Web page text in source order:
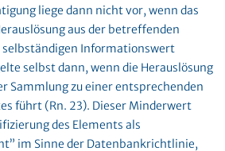
liege dann nicht vor, wenn das
aus der betreffenden
selbständigen Informationswert
selbst dann, wenn die Herauslösung
Sammlung zu einer entsprechenden
führt (Rn. 23). Dieser Minderwert
des Elements als
im Sinne der Datenbankrichtlinie,